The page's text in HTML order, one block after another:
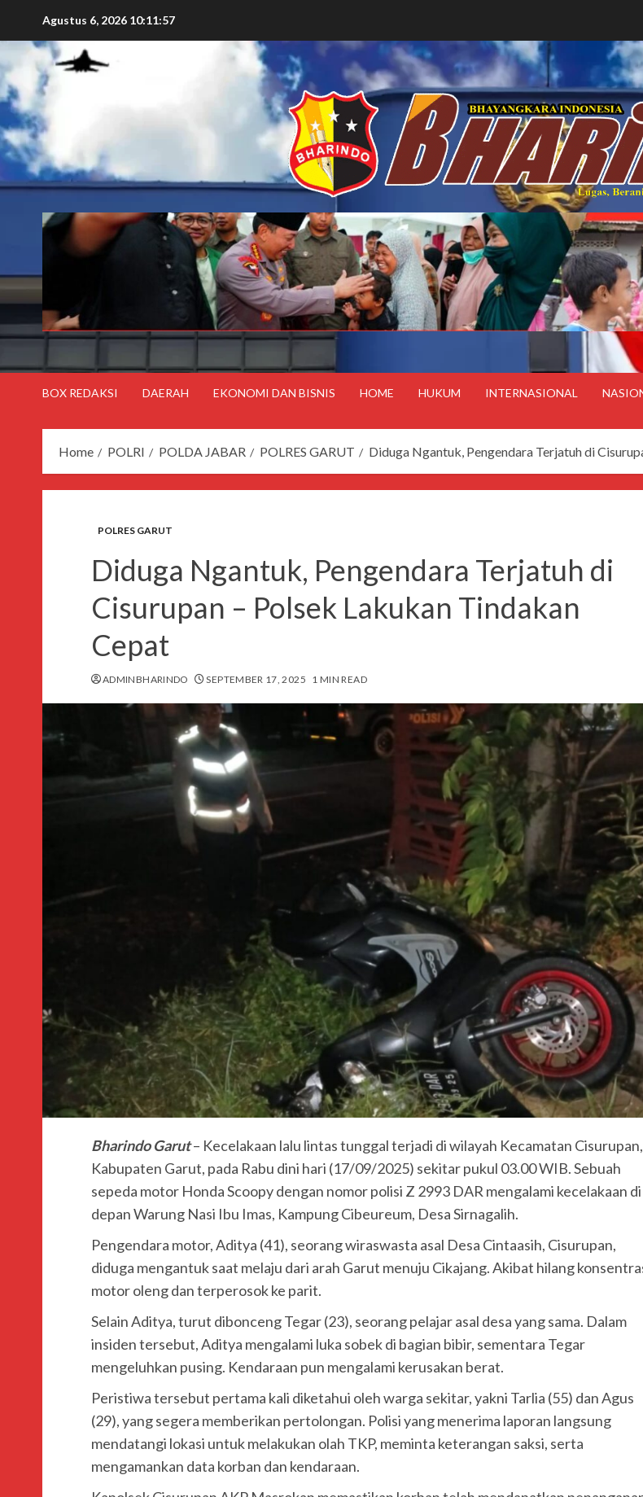
Agustus 6, 2026 10:11:59
BOX REDAKSI DAERAH EKONOMI DAN BISNIS HOME HUKUM INTERNASIONAL
Home POLRI POLDA JABAR POLRES GARUT Diduga Ngantuk, Pengendara Terjatuh di
POLRES GARUT
Diduga Ngantuk, Pengendara Terjatuh di
Cisurupan – Polsek Lakukan Tindakan
Cepat
ADMINBHARINDO SEPTEMBER 17, 2025 1 MIN READ
Bharindo Garut– Kecelakaan lalu lintas tunggal terjadi di wilayah Kecamatan Cisurupan,
Kabupaten Garut, pada Rabu dini hari (17/09/2025) sekitar pukul 03.00 WIB. Sebuah
sepeda motor Honda Scoopy dengan nomor polisi Z 2993 DAR mengalami kecelakaan di
depan Warung Nasi Ibu Imas, Kampung Cibeureum, Desa Sirnagalih.
Pengendara motor, Aditya (41), seorang wiraswasta asal Desa Cintaasih, Cisurupan,
diduga mengantuk saat melaju dari arah Garut menuju Cikajang. Akibat hilang
motor oleng dan terperosok ke parit.
Selain Aditya, turut dibonceng Tegar (23), seorang pelajar asal desa yang sama. Dalam
insiden tersebut, Aditya mengalami luka sobek di bagian bibir, sementara Tegar
mengeluhkan pusing. Kendaraan pun mengalami kerusakan berat.
Peristiwa tersebut pertama kali diketahui oleh warga sekitar, yakni Tarlia (55) dan Agus
(29), yang segera memberikan pertolongan. Polisi yang menerima laporan langsung
mendatangi lokasi untuk melakukan olah TKP, meminta keterangan saksi, serta
mengamankan data korban dan kendaraan.